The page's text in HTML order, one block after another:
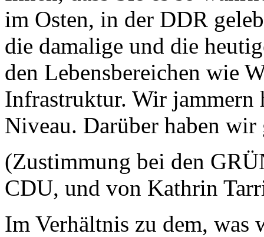
im Osten, in der DDR
die damalige und die
den Lebensbereichen wie
Infrastruktur. Wir jammern
Niveau. Darüber haben
(Zustimmung bei den
CDU, und von Kathrin
Im Verhältnis zu dem, was